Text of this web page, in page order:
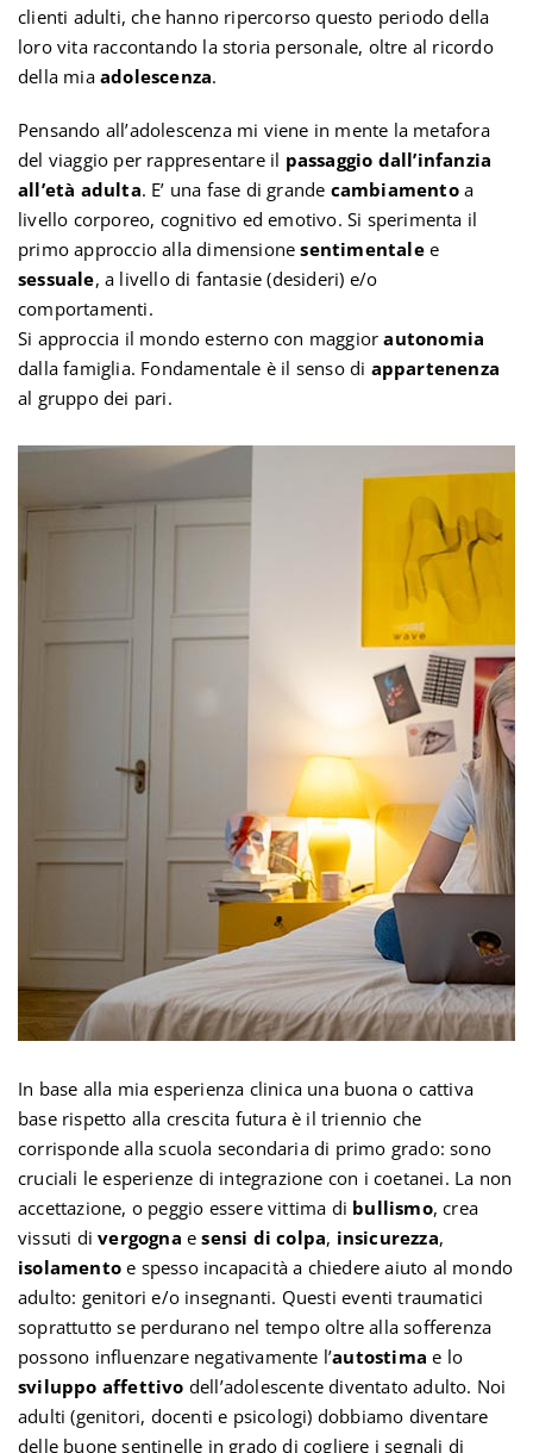
clienti adulti, che hanno ripercorso questo periodo della
loro vita raccontando la storia personale, oltre al ricordo
della mia adolescenza.
Pensando all’adolescenza mi viene in mente la metafora
del viaggio per rappresentare il passaggio dall’infanzia
all’età adulta. E’ una fase di grande cambiamentoa
livello corporeo, cognitivo ed emotivo. Si sperimenta il
primo approccio alla dimensionesentimentalee
sessuale, a livello di fantasie (desideri) e/o
comportamenti.
Si approccia il mondo esterno con maggiorautonomia
dalla famiglia. Fondamentale è il senso di appartenenza
al gruppo dei pari.
In base alla mia esperienza clinica una buona o cattiva
base rispetto alla crescita futura è il triennio che
corrisponde alla scuola secondaria di primo grado: sono
cruciali le esperienze di integrazione con i coetanei. La non
accettazione, o peggio essere vittima di bullismo, crea
vissuti divergogna esensi di colpa, insicurezza,
isolamento e spesso incapacità a chiedere aiuto al mondo
adulto: genitori e/o insegnanti. Questi eventi traumatici
soprattutto se perdurano nel tempo oltre alla sofferenza
possono influenzare negativamente l’autostima e lo
sviluppo affettivo dell’adolescente diventato adulto. Noi
adulti (genitori, docenti e psicologi) dobbiamo diventare
delle buone sentinelle in grado di cogliere i segnali di